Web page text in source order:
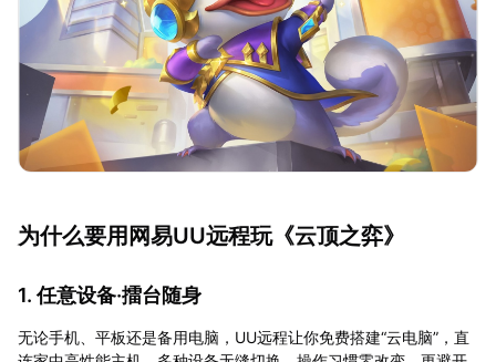
为什么要用网易UU远程玩《云顶之弈》
1. 任意设备·擂台随身
无论手机、平板还是备用电脑，UU远程让你免费搭建“云电脑”，直